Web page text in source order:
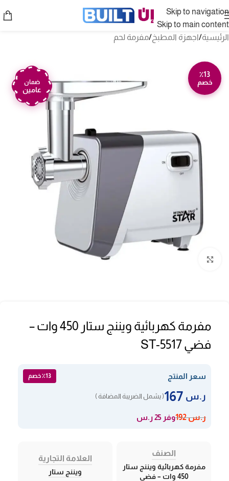
Skip to navigation
Skip to main content
الرئيسية/اجهزة المطبخ/مفرمة لحم
٪13
خصم
ضمان
عامين
مفرمة كهربائية ويننج ستار 450 وات –
فضي ST-5517
سعر المنتج ٪13 خصم
ر.س ( يشمل الضريبة المضافة )
ر.س192 وفر 25 ر.س
الصنف
مفرمة كهربائية ويننج ستار
450 وات – فضي
العلامة التجارية
ويننج ستار